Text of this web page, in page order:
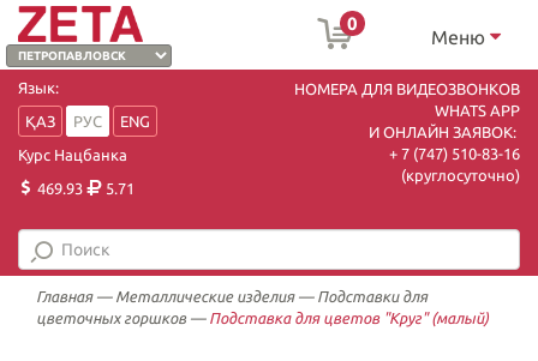
0
Меню
Язык:
ҚАЗ
РУС
ENG
Курс Нацбанка
469.93
5.71
НОМЕРА ДЛЯ ВИДЕОЗВОНКОВ
WHATS APP
И ОНЛАЙН ЗАЯВОК:
+ 7 (747) 510-83-16
(круглосуточно)
Главная— Металлические изделия— Подставки для
цветочных горшков — Подставка для цветов "Круг" (малый)